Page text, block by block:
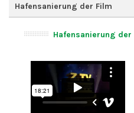
Hafensanierung der Film
Hafensanierung der